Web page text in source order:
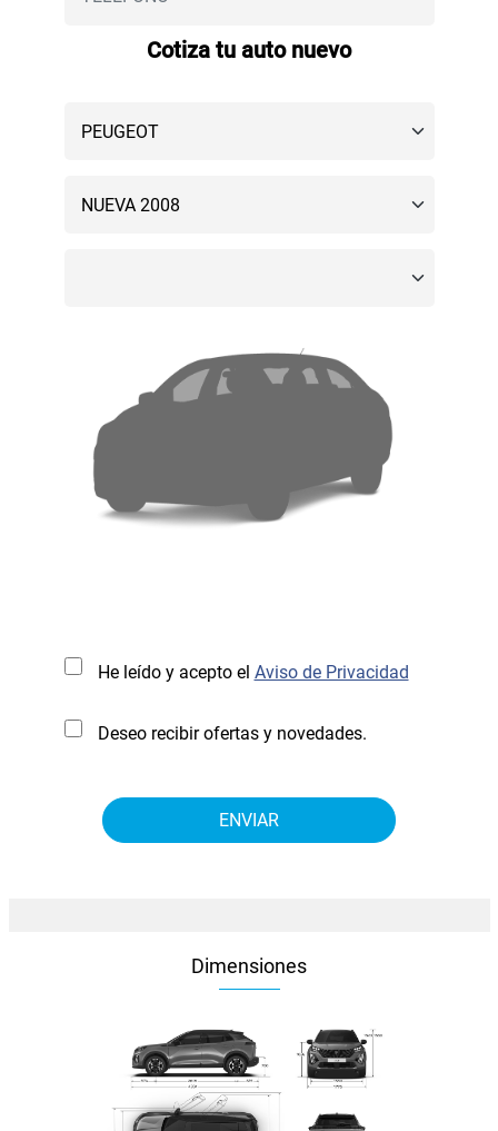
Cotiza tu auto nuevo
He leído y acepto el Aviso de Privacidad
Deseo recibir ofertas y novedades.
Dimensiones